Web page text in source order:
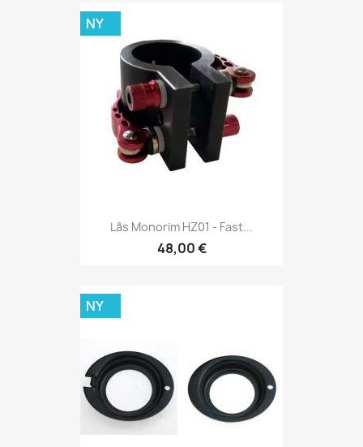
Lås Monorim HZ01 - Fast...
48,00 €
NY
NY